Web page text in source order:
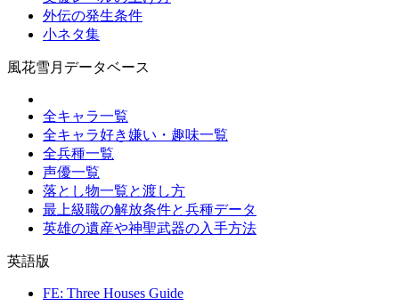
外伝の発生条件
小ネタ集
風花雪月データベース
全キャラ一覧
全キャラ好き嫌い・趣味一覧
全兵種一覧
声優一覧
落とし物一覧と渡し方
最上級職の解放条件と兵種データ
英雄の遺産や神聖武器の入手方法
英語版
FE: Three Houses Guide